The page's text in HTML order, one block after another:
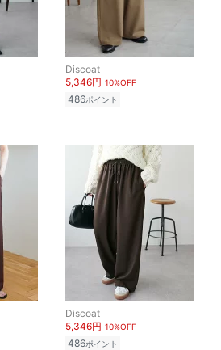
Discoat
5,346円 10%OFF
486ポイント
Discoat
5,346円 10%OFF
486ポイント